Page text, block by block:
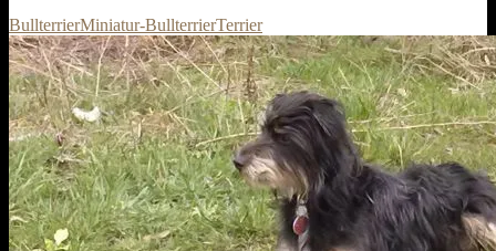
BullterrierMiniatur-BullterrierTerrier